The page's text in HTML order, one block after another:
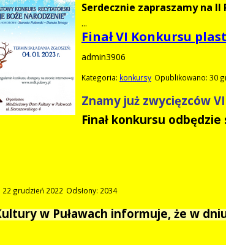
Serdecznie zapraszamy na
...
Finał VI Konkursu
admin3906
Kategoria: konkursy Opublikowano: 30
Znamy już zwycięzców
Finał konkursu
grudzień 2022 Odsłony: 2034
w Puławach informuje, że w